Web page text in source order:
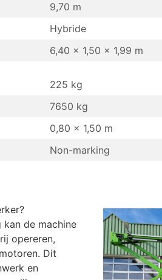
9,70 m
Hybride
6,40 x 1,50 x 1,99 m
225 kg
7650 kg
0,80 x 1,50 m
Non-marking
?
de machine
opereren,
Dit
en